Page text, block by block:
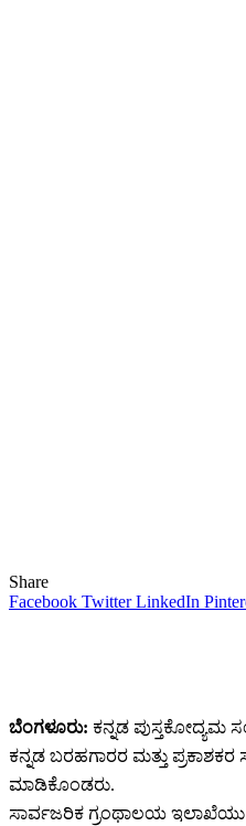
Share
Facebook Twitter LinkedIn
ಬೆಂಗಳೂರು: ಕನ್ನಡ ಪುಸ್ತಕೋದ್ಯಮ
ಕನ್ನಡ ಬರಹಗಾರರ ಮತ್ತು
ಮಾಡಿಕೊಂಡರು.
ಸಾರ್ವಜರಿಕ ಗ್ರಂಥಾಲಯ ಇಲಾಖೆಯು